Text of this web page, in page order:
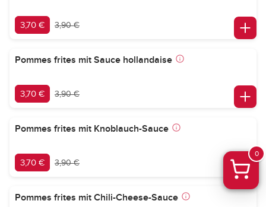
3,70 € 3,90 €
Pommes frites mit Sauce hollandaise
3,70 € 3,90 €
Pommes frites mit Knoblauch-Sauce
3,70 € 3,90 €
Pommes frites mit Chili-Cheese-Sauce
0